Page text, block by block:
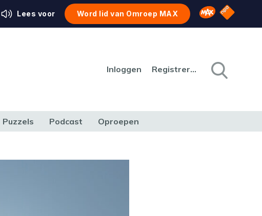
Lees voor Word lid van Omroep MAX Omroep MAX
NPO
Inloggen Registreren
Puzzels Podcast Oproepen